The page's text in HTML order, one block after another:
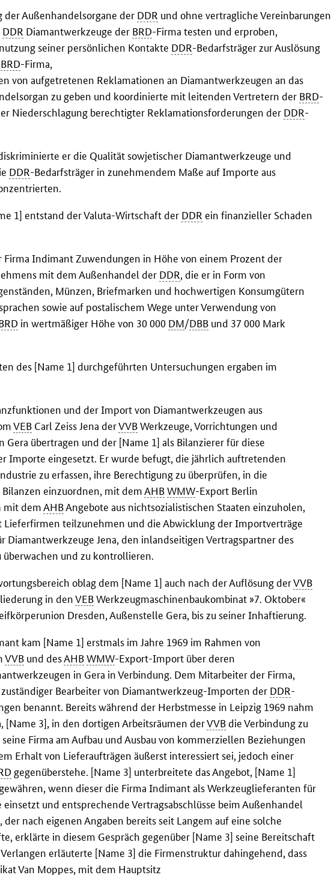
Außenhandelsorgane der DDR und ohne vertragliche Vereinbarungen
DDR Diamantwerkzeuge der BRD-Firma testen und erproben,
seiner persönlichen Kontakte DDR-Bedarfsträger zur Auslösung
BRD-Firma,
von aufgetretenen Reklamationen an Diamantwerkzeugen an das
zu geben und koordinierte mit leitenden Vertretern der BRD-
Niederschlagung berechtigter Reklamationsforderungen der DDR-
er die Qualität sowjetischer Diamantwerkzeuge und
DDR-Bedarfsträger in zunehmendem Maße auf Importe aus
1] entstand der Valuta-Wirtschaft der DDR ein finanzieller Schaden
Indimant Zuwendungen in Höhe von einem Prozent der
mit dem Außenhandel der DDR, die er in Form von
Münzen, Briefmarken und hochwertigen Konsumgütern
sowie auf postalischem Wege unter Verwendung von
in wertmäßiger Höhe von 30 000 DM/DBB und 37 000 Mark
des [Name 1] durchgeführten Untersuchungen ergaben im
und der Import von Diamantwerkzeugen aus
VEB Carl Zeiss Jena derVVBWerkzeuge, Vorrichtungen und
Gera übertragen und der [Name 1] als Bilanzierer für diese
Importe eingesetzt. Er wurde befugt, die jährlich auftretenden
zu erfassen, ihre Berechtigung zu überprüfen, in die
einzuordnen, mit demAHB WMW-Export Berlin
mit demAHBAngebote aus nichtsozialistischen Staaten einzuholen,
Lieferfirmen teilzunehmen und die Abwicklung der Importverträge
Diamantwerkzeuge Jena, den inlandseitigen Vertragspartner des
überwachen und zu kontrollieren.
oblag dem [Name 1] auch nach der Auflösung derVVB
in denVEBWerkzeugmaschinenbaukombinat »7. Oktober«
Dresden, Außenstelle Gera, bis zu seiner Inhaftierung.
kam [Name 1] erstmals im Jahre 1969 im Rahmen von
VVB und desAHB WMW-Export-Import über deren
in Gera in Verbindung. Dem Mitarbeiter der Firma,
Bearbeiter von Diamantwerkzeug-Importen der DDR-
benannt. Bereits während der Herbstmesse in Leipzig 1969 nahm
[Name 3], in den dortigen Arbeitsräumen derVVBdie Verbindung zu
Firma am Aufbau und Ausbau von kommerziellen Beziehungen
Erhalt von Lieferaufträgen äußerst interessiert sei, jedoch einer
gegenüberstehe. [Name 3] unterbreitete das Angebot, [Name 1]
wenn dieser die Firma Indimant als Werkzeuglieferanten für
und entsprechende Vertragsabschlüsse beim Außenhandel
, der nach eigenen Angaben bereits seit Langem auf eine solche
erklärte in diesem Gespräch gegenüber [Name 3] seine Bereitschaft
erläuterte [Name 3] die Firmenstruktur dahingehend, dass
Van Moppes, mit dem Hauptsitz